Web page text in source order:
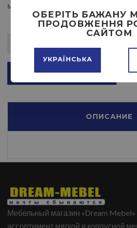
мм,глубина-545 мм.
ДОБАВИТЬ В КОРЗИНУ
ОПИСАНИЕ
Мебельный магазин «Dream
ассортимент мягкой и корпусной
ОБЕРІТЬ БАЖАНУ
ПРОДОВЖЕННЯ
САЙТОМ
УКРАЇНСЬКА